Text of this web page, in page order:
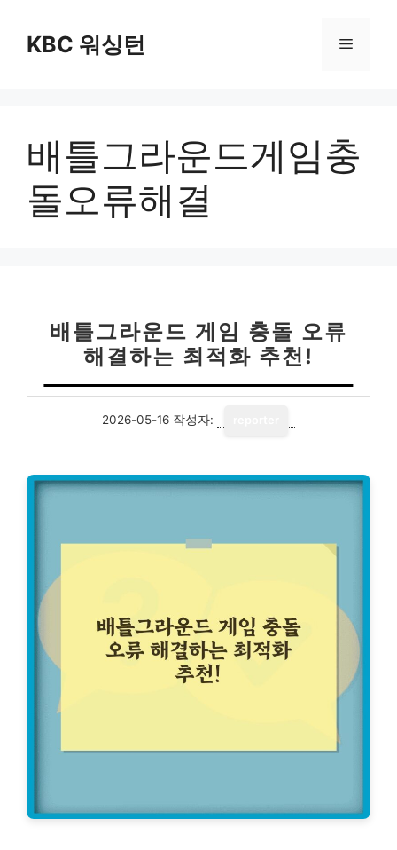
KBC 워싱턴 메
배틀그라운드게임충
돌오류해결
배틀그라운드 게임 충돌 오류
해결하는 최적화 추천!
2026-05-16 작성자: